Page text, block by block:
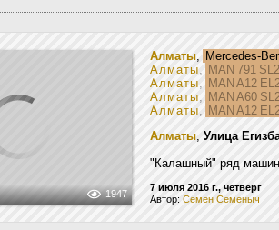
1947
Алматы, Mercedes-
Алматы, MAN 791
Алматы, MAN A12
Алматы, MAN A60
Алматы, MAN A12
Алматы, Улица
"Калашный" ряд
7 июля 2016 г., четверг
Автор: Семен Семеныч